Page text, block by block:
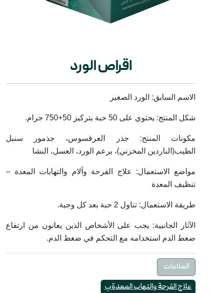
اقراص الورد
الاسم السابق: الورد الصغير
شكل المنتج: يحتوي على 50 حبة بتركيز 50+750 جرام.
مكونات المنتج: جذر العرقسوس، جذمور سنبل
الطيب(الناردين المخزني)، برعم الورد، العسل، النشا
مواضع الاستعمال: علاج القرحة وآلام والتهابات المعدة –
تنظيف المعدة
طريقة الاستعمال: تناول 2 حبة بعد كل وجبة.
الآثار الجانبية: يجب على الأشخاص الذين يعانون من ارتفاع
ضغط الدم استخدامه مع التحكم في ضغط الدم.
العلامات
علاج القرحة والتهاب المعدةپ